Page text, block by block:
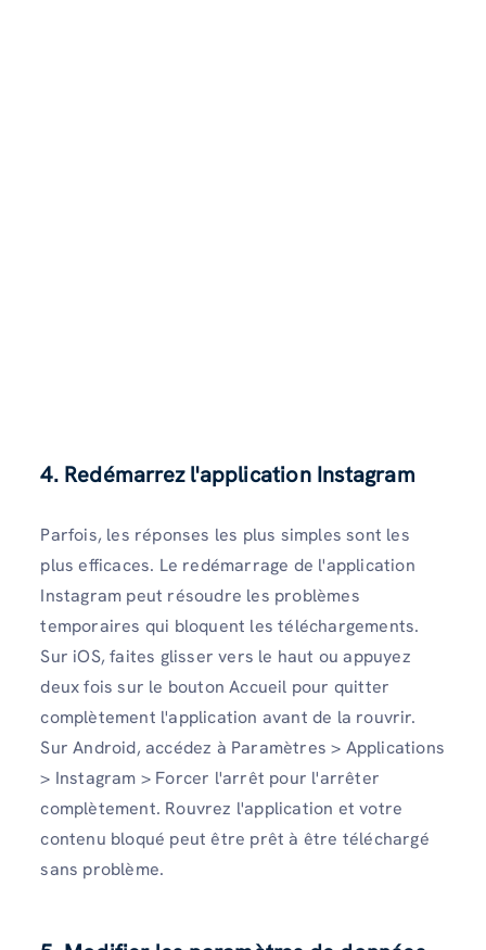
4. Redémarrez l'application Instagram
Parfois, les réponses les plus simples sont les
plus efficaces. Le redémarrage de l'application
Instagram peut résoudre les problèmes
temporaires qui bloquent les téléchargements.
Sur iOS, faites glisser vers le haut ou appuyez
deux fois sur le bouton Accueil pour quitter
complètement l'application avant de la rouvrir.
Sur Android, accédez à Paramètres > Applications
> Instagram > Forcer l'arrêt pour l'arrêter
complètement. Rouvrez l'application et votre
contenu bloqué peut être prêt à être téléchargé
sans problème.